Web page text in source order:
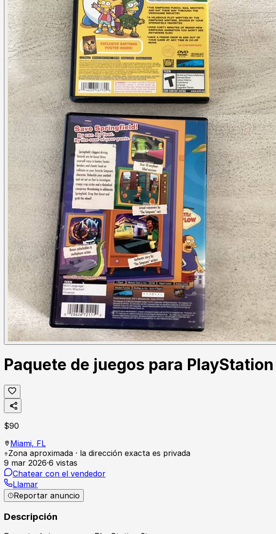
Paquete de juegos para
$90
Miami, FL
Zona aproximada · la dirección exacta es privada
9 mar 2026·6 vistas
Chatear con el vendedor
Llamar
Reportar anuncio
Descripción